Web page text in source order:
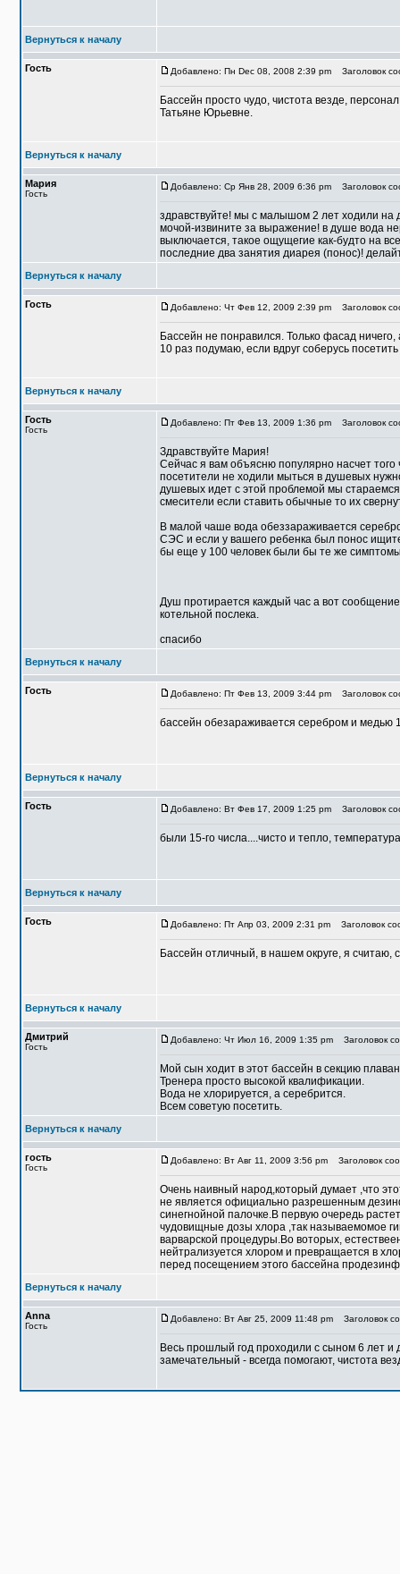
Вернуться к началу
Гость Добавлено: Пн Dec 08, 2008 2:39 pm Заголовок
Бассейн просто чудо, чистота везде,
Татьяне Юрьевне.
Вернуться к началу
Мария
Гость
Добавлено: Ср Янв 28, 2009 6:36 pm Заголовок
здравствуйте! мы с малышом 2 лет ходили на
мочой-извините за выражение! в душе вода
выключается, такое ощущегие как-будто на
последние два занятия диарея (понос)!
Вернуться к началу
Гость Добавлено: Чт Фев 12, 2009 2:39 pm Заголовок
Бассейн не понравился. Только фасад
10 раз подумаю, если вдруг соберусь посетить
Вернуться к началу
Гость
Гость
Добавлено: Пт Фев 13, 2009 1:36 pm Заголовок
Здравствуйте Мария!
Сейчас я вам объясню популярно насчет
посетители не ходили мыться в душевых
душевых идет с этой проблемой мы
смесители если ставить обычные то их
В малой чаше вода обеззараживается
СЭС и если у вашего ребенка был понос ищите
бы еще у 100 человек были бы те же
Душ протирается каждый час а вот
котельной послека.
спасибо
Вернуться к началу
Гость Добавлено: Пт Фев 13, 2009 3:44 pm Заголовок
бассейн обезараживается серебром и медью
Вернуться к началу
Гость Добавлено: Вт Фев 17, 2009 1:25 pm Заголовок
были 15-го числа....чисто и тепло,
Вернуться к началу
Гость Добавлено: Пт Апр 03, 2009 2:31 pm Заголовок
Бассейн отличный, в нашем округе, я считаю,
Вернуться к началу
Дмитрий
Гость
Добавлено: Чт Июл 16, 2009 1:35 pm Заголовок
Мой сын ходит в этот бассейн в секцию
Тренера просто высокой квалификации.
Вода не хлорируется, а серебрится.
Всем советую посетить.
Вернуться к началу
гость
Гость
Добавлено: Вт Авг 11, 2009 3:56 pm Заголовок
Очень наивный народ,который думает ,что
не является официально разрешенным
синегнойной палочке.В первую очередь
чудовищные дозы хлора ,так называемомое
варварской процедуры.Во воторых,
нейтрализуется хлором и превращается в
перед посещением этого бассейна
Вернуться к началу
Anna
Гость
Добавлено: Вт Авг 25, 2009 11:48 pm Заголовок
Becь прошлый год проходили с сыном 6 лет
замечательный - всегда помогают, чистота